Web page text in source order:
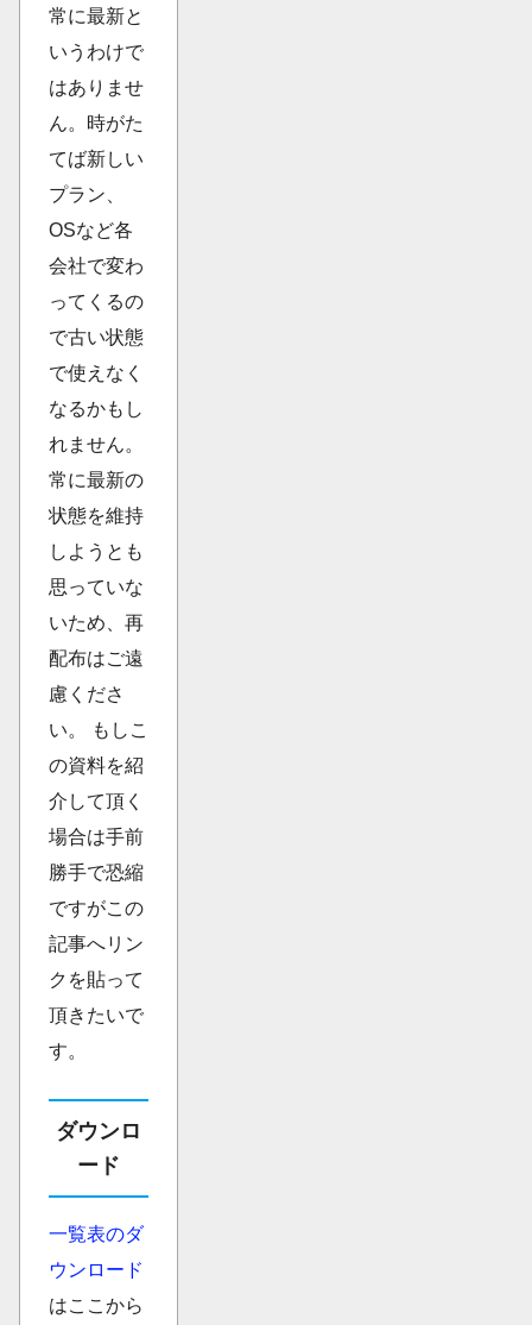
常に最新と
いうわけで
はありませ
ん。時がた
てば新しい
プラン、
OSなど各
会社で変わ
ってくるの
で古い状態
で使えなく
なるかもし
れません。
常に最新の
状態を維持
しようとも
思っていな
いため、再
配布はご遠
慮くださ
い。 もしこ
の資料を紹
介して頂く
場合は手前
勝手で恐縮
ですがこの
記事へリン
クを貼って
頂きたいで
す。
ダウンロ
ード
一覧表のダ
ウンロード
はここから